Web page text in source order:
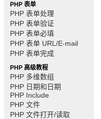
PHP 表单
PHP 表单处理
PHP 表单验证
PHP 表单必填
PHP 表单 URL/E-mail
PHP 表单完成
PHP 高级教程
PHP 多维数组
PHP 日期和日期
PHP Include
PHP 文件
PHP 文件打开/读取